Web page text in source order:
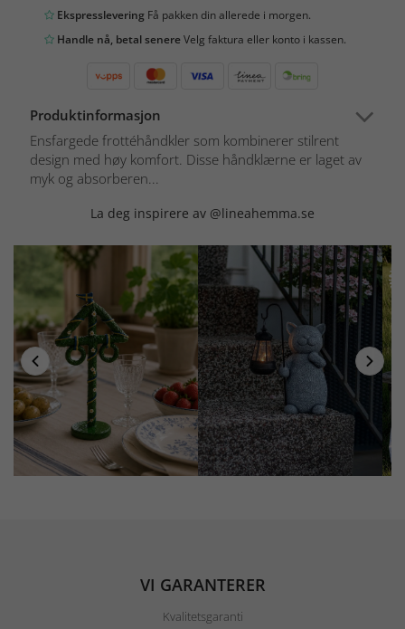
Ekspresslevering Få pakken din allerede i morgen.
Handle nå, betal senereVelg faktura eller konto i kassen.
Produktinformasjon
Ensfargede frottéhåndkler som kombinerer stilrent
design med høy komfort. Disse håndklærne er laget av
myk og absorberen...
La deg inspirere av @lineahemma.se
VI GARANTERER
Kvalitetsgaranti